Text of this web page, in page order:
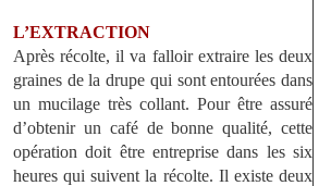
L’EXTRACTION
Après récolte, il va falloir extraire les deux
graines de la drupe qui sont entourées dans
un mucilage très collant. Pour être assuré
d’obtenir un café de bonne qualité, cette
opération doit être entreprise dans les six
heures qui suivent la récolte. Il existe deux